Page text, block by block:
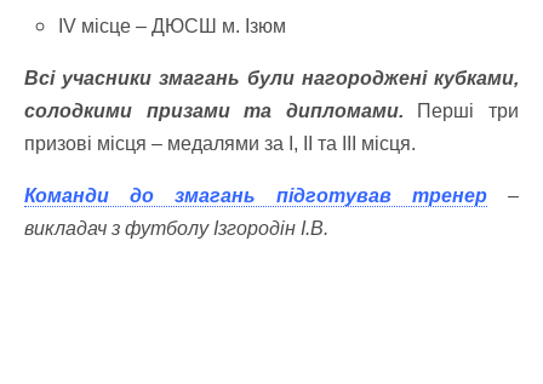
ІV місце – ДЮСШ м. Ізюм
Всі учасники змагань були нагороджені кубками,
солодкими призами та дипломами. Перші три
призові місця – медалями за І, ІІ та ІІІ місця.
Команди до змагань підготував тренер –
викладач з футболу Ізгородін І.В.